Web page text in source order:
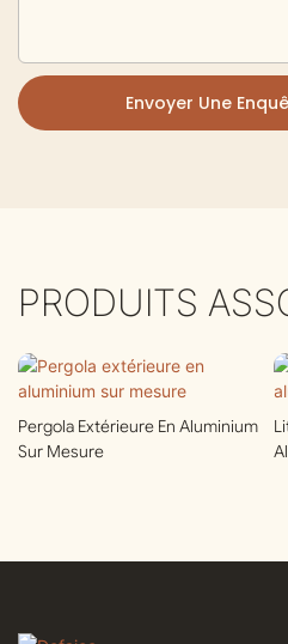
Envoyer Une
PRODUITS
Pergola Extérieure En Aluminium
Sur Mesure